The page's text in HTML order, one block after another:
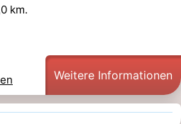
km.
Weitere Informationen